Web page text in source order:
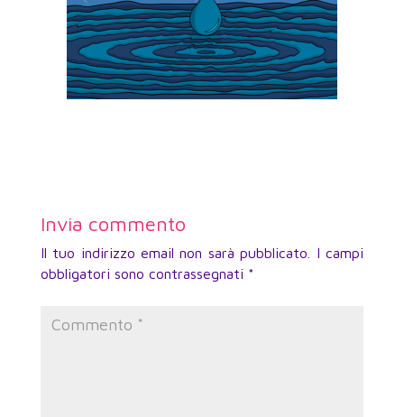
Invia commento
Il tuo indirizzo email non sarà pubblicato.
I campi
obbligatori sono contrassegnati *